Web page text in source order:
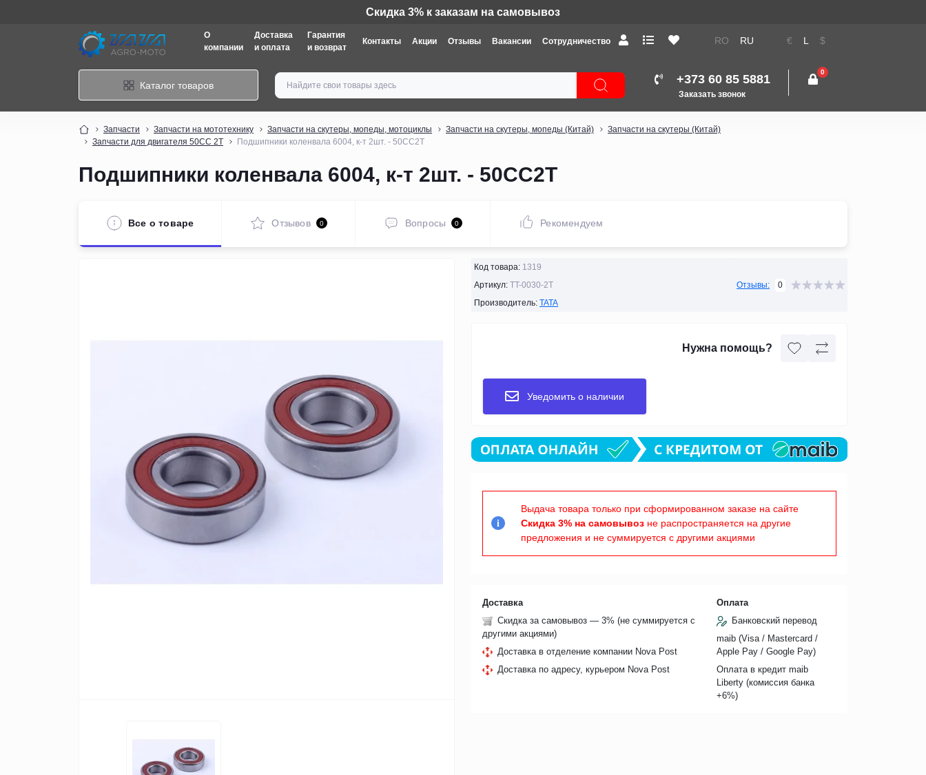
Техника: Бесплатная доставка
О
компании
Доставка
и оплата
Гарантия
и возврат
Контакты Акции Отзывы Вакансии Сотрудничество RO RU € L $
Каталог товаров +373 60 85 5881
Заказать звонок
0
Запчасти Запчасти на мототехнику Запчасти на скутеры, мопеды, мотоциклы Запчасти на скутеры, мопеды (Китай)
Запчасти на скутеры (Китай)
Запчасти для двигателя 50СС 2Т
Подшипники коленвала 6004, к-т 2шт. - 50CC2T
Подшипники коленвала 6004, к-т 2шт. - 50CC2T
Все о товаре Отзывов 0 Вопросы 0 Рекомендуем
Код товара: 1319
Артикул: TT-0030-2T
Производитель: TATA
Отзывы: 0
Нужна помощь?
Уведомить о наличии
i
Выдача товара только при сформированном заказе на сайте
Скидка 3% на самовывозне распространяется на другие
предложения и не суммируется с другими акциями
Доставка
Скидка за самовывоз — 3% (не суммируется с
другими акциями)
Доставка в отделение компании Nova Post
Доставка по адресу, курьером Nova Post
Оплата
Банковский перевод
maib (Visa / Mastercard /
Apple Pay / Google Pay)
Оплата в кредит maib
Liberty (комиссия банкa
+6%)